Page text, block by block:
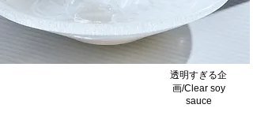
透明すぎる企
画/Clear soy
sauce